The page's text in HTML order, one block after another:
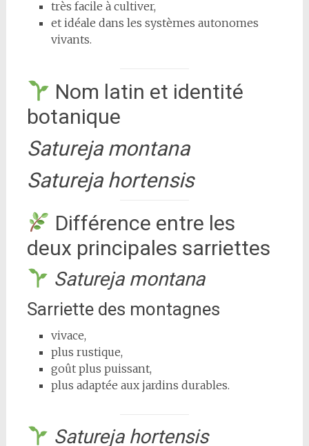
très facile à cultiver,
et idéale dans les systèmes autonomes
vivants.
Nom latin et identité
botanique
Satureja montana
Satureja hortensis
Différence entre les
deux principales sarriettes
Satureja montana
Sarriette des montagnes
vivace,
plus rustique,
goût plus puissant,
plus adaptée aux jardins durables.
Satureja hortensis